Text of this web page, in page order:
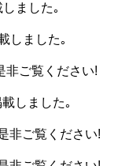
ました｡
しました｡
非ご覧ください!
載しました｡
非ご覧ください!